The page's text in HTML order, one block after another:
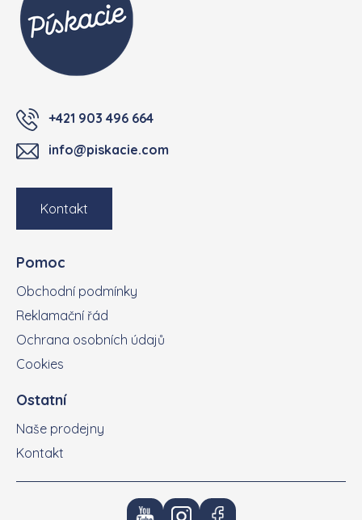
+421 903 496 664
info@piskacie.com
Kontakt
Pomoc
Obchodní podmínky
Reklamační řád
Ochrana osobních údajů
Cookies
Ostatní
Naše prodejny
Kontakt